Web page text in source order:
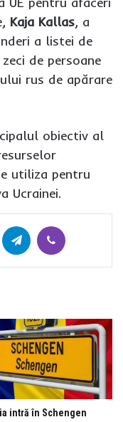
Kaja Kallas, a
a listei de
de persoane
rus de apărare
obiectiv al
utiliza pentru
Ucrainei.
WhatsAppTelegram
intră în Schengen